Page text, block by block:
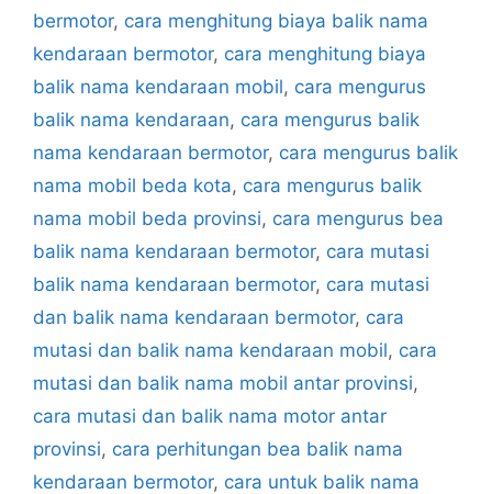
bermotor, cara menghitung biaya balik nama
kendaraan bermotor, cara menghitung biaya
balik nama kendaraan mobil, cara mengurus
balik nama kendaraan, cara mengurus balik
nama kendaraan bermotor, cara mengurus balik
nama mobil beda kota, cara mengurus balik
nama mobil beda provinsi, cara mengurus bea
balik nama kendaraan bermotor, cara mutasi
balik nama kendaraan bermotor, cara mutasi
dan balik nama kendaraan bermotor, cara
mutasi dan balik nama kendaraan mobil, cara
mutasi dan balik nama mobil antar provinsi,
cara mutasi dan balik nama motor antar
provinsi, cara perhitungan bea balik nama
kendaraan bermotor, cara untuk balik nama